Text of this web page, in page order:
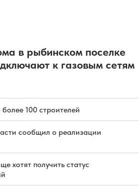
в рыбинском поселке
к газовым сетям
100 строителей
сообщил о реализации
хотят получить статус